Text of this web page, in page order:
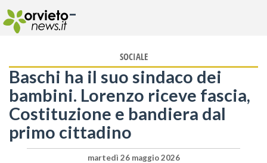
-
SOCIALE
Baschi ha il suo sindaco dei
bambini. Lorenzo riceve fascia,
Costituzione e bandiera dal
primo cittadino
martedì 26 maggio 2026